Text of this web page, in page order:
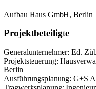
Aufbau Haus GmbH, Berlin
Projektbeteiligte
Generalunternehmer: Ed.
Projektsteuerung:
Berlin
Ausführungsplanung: G+S
Tragwerksplanung: